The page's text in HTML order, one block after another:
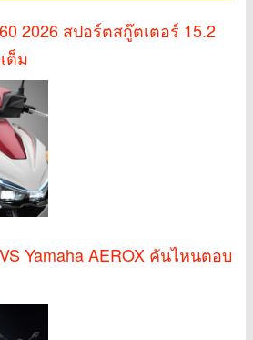
2026 สปอร์ตสกู๊ตเตอร์ 15.2
ต็ม
Yamaha AEROX คันไหนตอบ